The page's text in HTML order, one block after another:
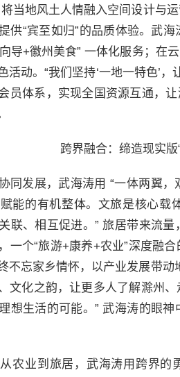
当地风土人情融入空间设计与
供“宾至如归”的品质体验。武
导+徽州美食” 一体化服务；在
活动。“我们坚持‘一地一特色’
员体系，实现全国资源互通，让
跨界融合：缔造现实版
同发展，武海涛用 “一体两翼
能的有机整体。文旅是核心载
联、相互促进。” 旅居带来流
一个“旅游+康养+农业”深度融
不忘家乡情怀，以产业发展带
文化之韵，让更多人了解滁州
想生活的可能。” 武海涛的眼
农业到旅居，武海涛用跨界的